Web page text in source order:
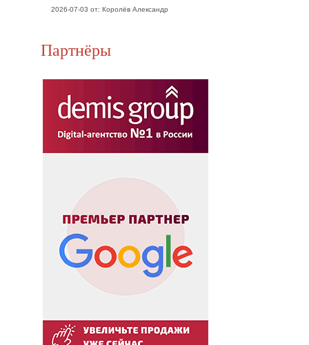
2026-07-03 от: Королёв Александр
Партнёры